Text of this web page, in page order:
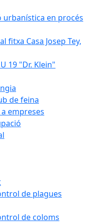
urbanística en procés
fitxa Casa Josep Tey,
19 "Dr. Klein"
de feina
empreses
de plagues
de coloms